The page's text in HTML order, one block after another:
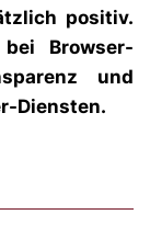
positiv.
Browser-
und
Diensten.